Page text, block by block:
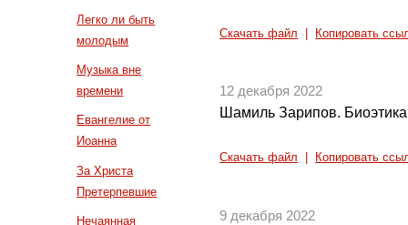
Легко ли быть
молодым
Музыка вне
времени
Евангелие от
Иоанна
За Христа
Претерпевшие
Нечаянная
Скачать файл Копировать
12 декабря 2022
Шамиль Зарипов.
Скачать файл Копировать
9 декабря 2022